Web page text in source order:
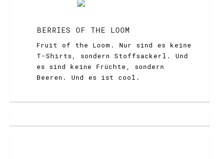
BERRIES OF THE LOOM
Fruit of the Loom. Nur sind es keine
T-Shirts, sondern Stoffsackerl. Und
es sind keine Früchte, sondern
Beeren. Und es ist cool.